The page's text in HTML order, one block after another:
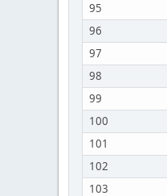
95
96
97
98
99
100
101
102
103